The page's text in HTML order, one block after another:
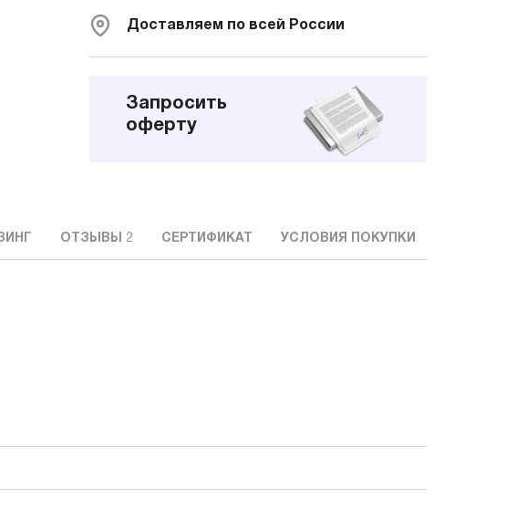
Доставляем по всей России
Запросить
оферту
ОТЗЫВЫ 2 СЕРТИФИКАТ УСЛОВИЯ ПОКУПКИ